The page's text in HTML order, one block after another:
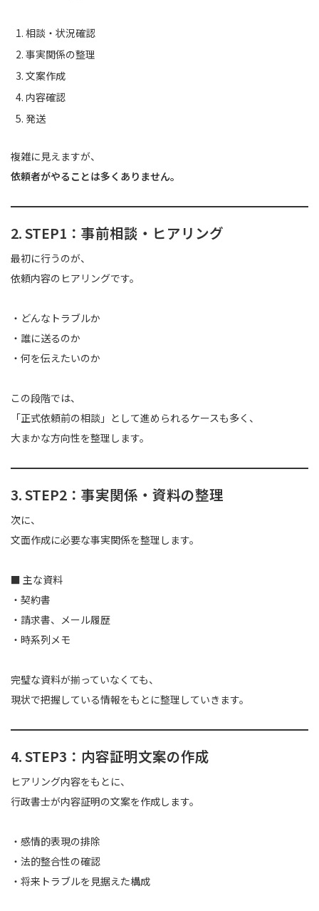
相談・状況確認
事実関係の整理
文案作成
内容確認
発送
複雑に見えますが、
依頼者がやることは多くありません。
2. STEP1：事前相談・ヒアリング
最初に行うのが、
依頼内容のヒアリングです。
・どんなトラブルか
・誰に送るのか
・何を伝えたいのか
この段階では、
「正式依頼前の相談」として進められるケースも多く、
大まかな方向性を整理します。
3. STEP2：事実関係・資料の整理
次に、
文面作成に必要な事実関係を整理します。
■ 主な資料
・契約書
・請求書、メール履歴
・時系列メモ
完璧な資料が揃っていなくても、
現状で把握している情報をもとに整理していきます。
4. STEP3：内容証明文案の作成
ヒアリング内容をもとに、
行政書士が内容証明の文案を作成します。
・感情的表現の排除
・法的整合性の確認
・将来トラブルを見据えた構成